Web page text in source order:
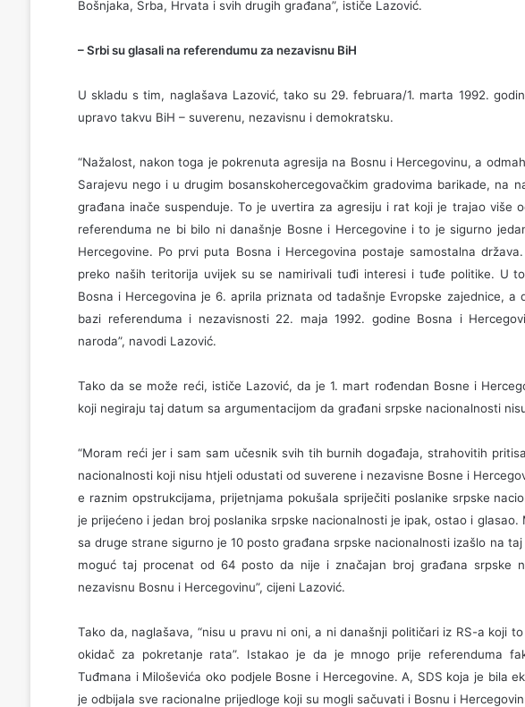
Bošnjaka, Srba, Hrvata i svih drugih građana”, ističe Lazović.
– Srbi su glasali na referendumu za nezavisnu BiH
U skladu s tim, naglašava Lazović, tako su 29. februara/1. marta 1992.
upravo takvu BiH – suverenu, nezavisnu i demokratsku.
“Nažalost, nakon toga je pokrenuta agresija na Bosnu i Hercegovinu, a
Sarajevu nego i u drugim bosanskohercegovačkim gradovima barikade, na
građana inače suspenduje. To je uvertira za agresiju i rat koji je trajao više
referenduma ne bi bilo ni današnje Bosne i Hercegovine i to je sigurno
Hercegovine. Po prvi puta Bosna i Hercegovina postaje samostalna
preko naših teritorija uvijek su se namirivali tuđi interesi i tuđe politike. U
Bosna i Hercegovina je 6. aprila priznata od tadašnje Evropske zajednice, a
bazi referenduma i nezavisnosti 22. maja 1992. godine Bosna i
naroda”, navodi Lazović.
Tako da se može reći, ističe Lazović, da je 1. mart rođendan Bosne i
koji negiraju taj datum sa argumentacijom da građani srpske nacionalnosti
“Moram reći jer i sam sam učesnik svih tih burnih događaja, strahovitih
nacionalnosti koji nisu htjeli odustati od suverene i nezavisne Bosne i
e raznim opstrukcijama, prijetnjama pokušala spriječiti poslanike srpske
je prijećeno i jedan broj poslanika srpske nacionalnosti je ipak, ostao i
sa druge strane sigurno je 10 posto građana srpske nacionalnosti izašlo na
moguć taj procenat od 64 posto da nije i značajan broj građana srpske
nezavisnu Bosnu i Hercegovinu”, cijeni Lazović.
Tako da, naglašava, “nisu u pravu ni oni, a ni današnji političari iz RS-a koji
okidač za pokretanje rata”. Istakao je da je mnogo prije referenduma
Tuđmana i Miloševića oko podjele Bosne i Hercegovine. A, SDS koja je bila
je odbijala sve racionalne prijedloge koji su mogli sačuvati i Bosnu i